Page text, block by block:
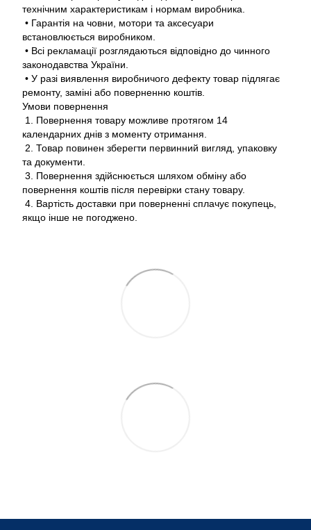
технічним характеристикам і нормам виробника.
• Гарантія на човни, мотори та аксесуари
встановлюється виробником.
• Всі рекламації розглядаються відповідно до чинного
законодавства України.
• У разі виявлення виробничого дефекту товар підлягає
ремонту, заміні або поверненню коштів.
Умови повернення
1. Повернення товару можливе протягом 14
календарних днів з моменту отримання.
2. Товар повинен зберегти первинний вигляд, упаковку
та документи.
3. Повернення здійснюється шляхом обміну або
повернення коштів після перевірки стану товару.
4. Вартість доставки при поверненні сплачує покупець,
якщо інше не погоджено.